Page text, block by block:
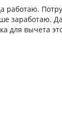
работаю.
заработаю.
для вычета